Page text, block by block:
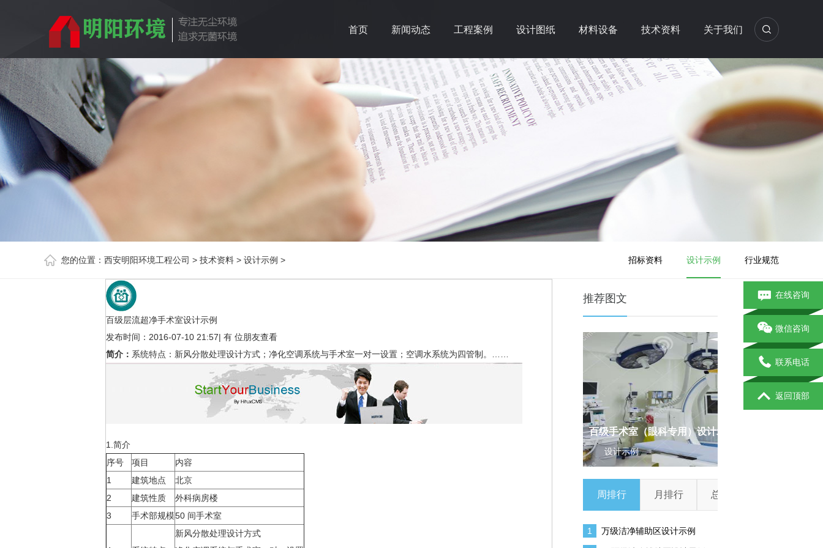
首页 新闻动态 工程案例 设计图纸 材料设备 技术资料 关于我们
您的位置： 西安明阳环境工程公司 > 技术资料 > 设计示例 > 招标资料 设计示例 行业规范
百级层流超净手术室设计示例
发布时间：2016-07-10 21:57| 有 位朋友查看
简介： 系统特点：新风分散处理设计方式；净化空调系统与手术室一对一设置；空调水系统为四管制。……
1.简介
序号 项目
内容
1
建筑地点
北京
2
建筑性质
外科病房楼
3
手术部规模50 间手术室
新风分散处理设计方式
推荐图文
设计示例
氮、笑、二氧化碳等汇流排间设计
设计示例
周排行 月排行 总排行
1 万级洁净辅助区设计示例
在线咨询
微信咨询
联系电话
返回顶部